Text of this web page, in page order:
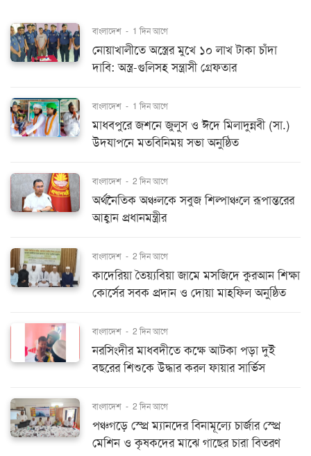
বাংলাদেশ - 1 দিন আগে
নোয়াখালীতে অস্ত্রের মুখে ১০ লাখ টাকা চাঁদা
দাবি: অস্ত্র-গুলিসহ সন্ত্রাসী গ্রেফতার
বাংলাদেশ - 1 দিন আগে
মাধবপুরে জশনে জুলুস ও ঈদে মিলাদুন্নবী (সা.)
উদযাপনে মতবিনিময় সভা অনুষ্ঠিত
বাংলাদেশ - 2 দিন আগে
অর্থনৈতিক অঞ্চলকে সবুজ শিল্পাঞ্চলে রূপান্তরের
আহ্বান প্রধানমন্ত্রীর
বাংলাদেশ - 2 দিন আগে
কাদেরিয়া তৈয়্যবিয়া জামে মসজিদে কুরআন শিক্ষা
কোর্সের সবক প্রদান ও দোয়া মাহফিল অনুষ্ঠিত
বাংলাদেশ - 2 দিন আগে
নরসিংদীর মাধবদীতে কক্ষে আটকা পড়া দুই
বছরের শিশুকে উদ্ধার করল ফায়ার সার্ভিস
বাংলাদেশ - 2 দিন আগে
পঞ্চগড়ে স্প্রে ম্যানদের বিনামূল্যে চার্জার স্প্রে
মেশিন ও কৃষকদের মাঝে গাছের চারা বিতরণ